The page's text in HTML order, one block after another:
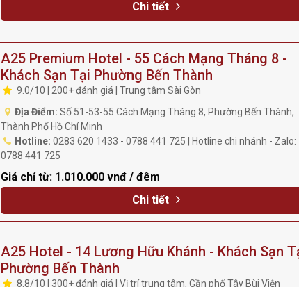
Chi tiết
A25 Premium Hotel - 55 Cách Mạng Tháng 8 -
Khách Sạn Tại Phường Bến Thành
9.0/10 | 200+ đánh giá | Trung tâm Sài Gòn
Địa Điểm: Số 51-53-55 Cách Mạng Tháng 8, Phường Bến Thành,
Thành Phố Hồ Chí Minh
Hotline: 0283 620 1433 - 0788 441 725 | Hotline chi nhánh - Zalo:
0788 441 725
Giá chỉ từ: 1.010.000 vnđ / đêm
Chi tiết
A25 Hotel - 14 Lương Hữu Khánh - Khách Sạn
Phường Bến Thành
8.8/10 | 300+ đánh giá | Vị trí trung tâm, Gần phố Tây Bùi Viện